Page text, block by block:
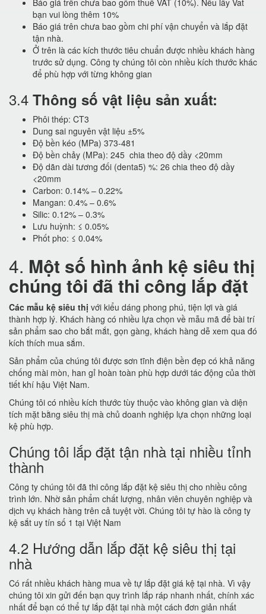
Báo giá trên chưa bao gồm thuế VAT (10%). Nếu lấy Vat
bạn vui lòng thêm 10%
Báo giá trên chưa bao gồm chi phí vận chuyển và lắp đặt
tận nhà.
Ở trên là các kích thước tiêu chuẩn được nhiều khách hàng
trước sử dụng. Công ty chúng tôi còn nhiều kích thước khác
để phù hợp với từng không gian
3.4 Thông số vật liệu sản xuất:
Phôi thép: CT3
Dung sai nguyên vật liệu ±5%
Độ bền kéo (MPa) 373-481
Độ bền chảy (MPa): 245 chia theo độ dầy <20mm
Độ dãn dài tương đối (denta5) %: 26 chia theo độ dầy
<20mm
Carbon: 0.14% – 0.22%
Mangan: 0.4% – 0.6%
Silic: 0.12% – 0.3%
Lưu huỳnh: ≤ 0.05%
Phốt pho: ≤ 0.04%
4. Một số hình ảnh kệ siêu thị
chúng tôi đã thi công lắp đặt
Các mẫu kệ siêu thị với kiểu dáng phong phú, tiện lợi và giá
thành hợp lý. Khách hàng có nhiều lựa chọn về mẫu mã để bài trí
sản phẩm sao cho bắt mắt, gọn gàng, khách hàng dễ xem qua đó
kích thích mua sắm.
Sản phẩm của chúng tôi được sơn tĩnh điện bền đẹp có khả năng
chống mài mòn, han gỉ hoàn toàn phù hợp dưới tác động của thời
tiết khí hậu Việt Nam.
Chúng tôi có nhiều kích thước tùy thuộc vào không gian và diện
tích mặt bằng siêu thị mà chủ doanh nghiệp lựa chọn những loại
kệ phù hợp.
Chúng tôi lắp đặt tận nhà tại nhiều tỉnh
thành
Công ty chúng tôi đã thi công lắp đặt kệ siêu thị cho nhiều công
trình lớn. Nhờ sản phẩm chất lượng, nhân viên chuyên nghiệp và
dịch vụ khách hàng trên cả tuyệt vời. Chúng tôi tự hào là công ty
kệ sắt uy tín số 1 tại Việt Nam
4.2 Hướng dẫn lắp đặt kệ siêu thị tại
nhà
Có rất nhiều khách hàng mua về tự lắp đặt giá kệ tại nhà. Vì vậy
chúng tôi xin gửi đến bạn quy trình lắp ráp nhanh nhất, chính xác
nhất để bạn có thể tự lắp đặt tại nhà một cách đơn giản nhất